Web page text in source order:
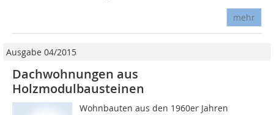
mehr
Ausgabe 04/2015
Dachwohnungen aus
Holzmodulbausteinen
Wohnbauten aus den 1960er Jahren